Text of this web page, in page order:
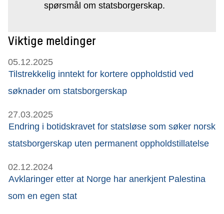
spørsmål om statsborgerskap.
Viktige meldinger
05.12.2025
Tilstrekkelig inntekt for kortere oppholdstid ved
søknader om statsborgerskap
27.03.2025
Endring i botidskravet for statsløse som søker norsk
statsborgerskap uten permanent oppholdstillatelse
02.12.2024
Avklaringer etter at Norge har anerkjent Palestina
som en egen stat